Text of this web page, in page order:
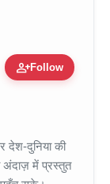
person_addFollow
Figure •
देश-दुनिया की
में प्रस्तुत